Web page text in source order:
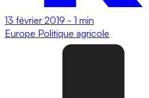
13 février 2019 - 1 min
Europe Politique agricole